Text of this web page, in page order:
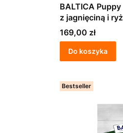
BALTICA
z jagnięciną i
6kg
Cena
169,00 zł
Do koszyka
Bestseller